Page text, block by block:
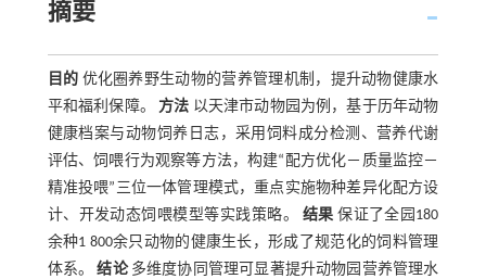
摘要
目的 优化圈养野生动物的营养管理机制，提升动物健康水
平和福利保障。方法 以天津市动物园为例，基于历年动物
健康档案与动物饲养日志，采用饲料成分检测、营养代谢
评估、饲喂行为观察等方法，构建“配方优化－质量监控－
精准投喂”三位一体管理模式，重点实施物种差异化配方设
计、开发动态饲喂模型等实践策略。 结果 保证了全园180
余种1 800余只动物的健康生长，形成了规范化的饲料管理
体系。结论多维度协同管理可显著提升动物园营养管理水